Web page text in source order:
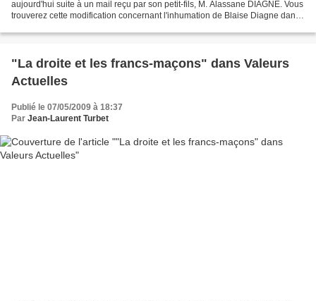
aujourd'hui suite à un mail reçu par son petit-fils, M. Alassane DIAGNE. Vous
trouverez cette modification concernant l'inhumation de Blaise Diagne dans
"La droite et les francs-maçons" dans Valeurs
Actuelles
Publié le 07/05/2009 à 18:37
Par Jean-Laurent Turbet